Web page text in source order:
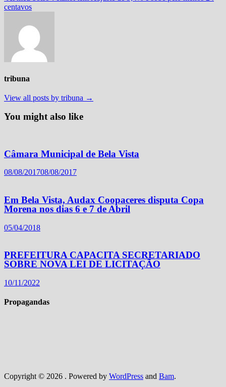
centavos
tribuna
View all posts by tribuna →
You might also like
Câmara Municipal de Bela Vista
08/08/201708/08/2017
Em Bela Vista, Audax Coopaceres disputa Copa
Morena nos dias 6 e 7 de Abril
05/04/2018
PREFEITURA CAPACITA SECRETARIADO
SOBRE NOVA LEI DE LICITAÇÃO
10/11/2022
Propagandas
Copyright © 2026 . Powered by WordPress and Bam.